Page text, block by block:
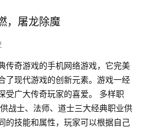
，屠龙除魔
传奇游戏的手机网络游戏，它完美
了现代游戏的创新元素。游戏一经
受广大传奇玩家的喜爱。 多样职
战士、法师、道士三大经典职业供
的技能和属性，玩家可以根据自己